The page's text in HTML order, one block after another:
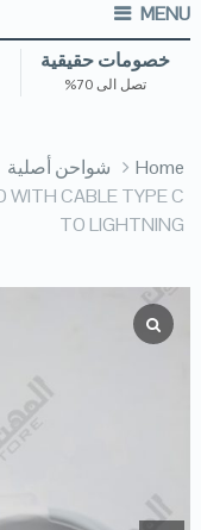
MENU
خصومات حقيقية
تصل الى 70%
Home شواحن أصلية
WITH CABLE TYPE C
TO LIGHTNING